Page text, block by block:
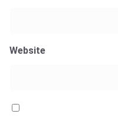
Website